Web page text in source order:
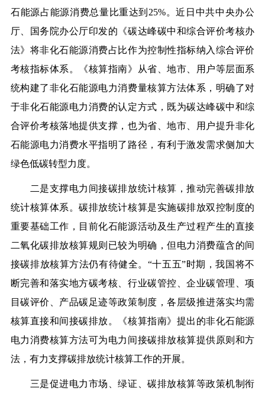
石能源占能源消费总量比重达到25%。近日中共中央办公
厅、国务院办公厅印发的《碳达峰碳中和综合评价考核办
法》将非化石能源消费占比作为控制性指标纳入综合评价
考核指标体系。《核算指南》从省、地市、用户等层面系
统构建了非化石能源电力消费量核算方法体系，明确了对
于非化石能源电力消费的认定方式，既为碳达峰碳中和综
合评价考核落地提供支撑，也为省、地市、用户提升非化
石能源电力消费水平指明了路径，有利于激发需求侧加大
绿色低碳转型力度。
二是支撑电力间接碳排放统计核算，推动完善碳排放
统计核算体系。碳排放统计核算是实施碳排放双控制度的
重要基础工作，目前化石能源活动及生产过程产生的直接
二氧化碳排放核算规则已较为明确，但电力消费蕴含的间
接碳排放核算方法仍有待健全。“十五五”时期，我国将不
断完善和落实地方碳考核、行业碳管控、企业碳管理、项
目碳评价、产品碳足迹等政策制度，各层级推进落实均需
核算直接和间接碳排放。《核算指南》提出的非化石能源
电力消费核算方法可为电力间接碳排放核算提供原则和方
法，有力支撑碳排放统计核算工作的开展。
三是促进电力市场、绿证、碳排放核算等政策机制衔